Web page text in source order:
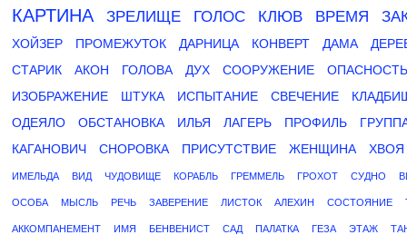
КАРТИНА
ЗРЕЛИЩЕ ГОЛОС КЛЮВ ВРЕМЯ
ХОЙЗЕР ПРОМЕЖУТОК ДАРНИЦА КОНВЕРТ ДАМА
СТАРИК
АКОН ГОЛОВА ДУХ СООРУЖЕНИЕ
ОПАСНОСТЬ
ИЗОБРАЖЕНИЕ
ШТУКА ИСПЫТАНИЕ СВЕЧЕНИЕ
ОДЕЯЛО
ОБСТАНОВКА ИЛЬЯ ЛАГЕРЬ ПРОФИЛЬ
КАГАНОВИЧ
СНОРОВКА ПРИСУТСТВИЕ ЖЕНЩИНА ХВОЯ
ИМЕЛЬДА ВИД ЧУДОВИЩЕ КОРАБЛЬ ГРЕММЕЛЬ ГРОХОТ СУДНО
ОСОБА МЫСЛЬ РЕЧЬ ЗАВЕРЕНИЕ ЛИСТОК АЛЕХИН СОСТОЯНИЕ
АККОМПАНЕМЕНТ ИМЯ БЕНВЕНИСТ САД ПАЛАТКА ГЕЗА ЭТАЖ